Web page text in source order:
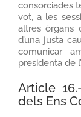
consorciades
vot, a les
altres òrgans
d’una justa
comunicar
presidenta de
Article
dels Ens